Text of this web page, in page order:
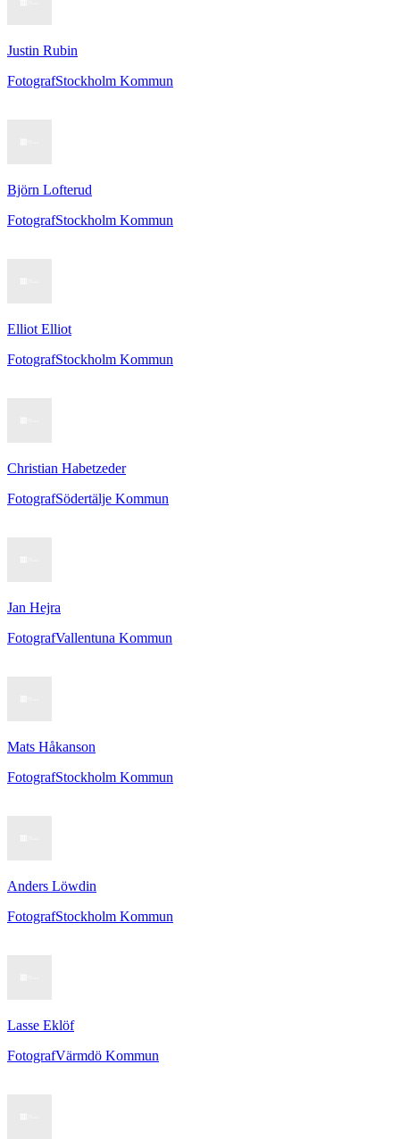
Justin Rubin
FotografStockholm Kommun
Björn Lofterud
FotografStockholm Kommun
Elliot Elliot
FotografStockholm Kommun
Christian Habetzeder
FotografSödertälje Kommun
Jan Hejra
FotografVallentuna Kommun
Mats Håkanson
FotografStockholm Kommun
Anders Löwdin
FotografStockholm Kommun
Lasse Eklöf
FotografVärmdö Kommun